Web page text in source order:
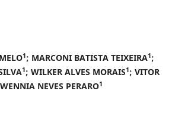
1; MARCONI BATISTA TEIXEIRA1;
1; WILKER ALVES MORAIS1; VITOR
NEVES PERARO1